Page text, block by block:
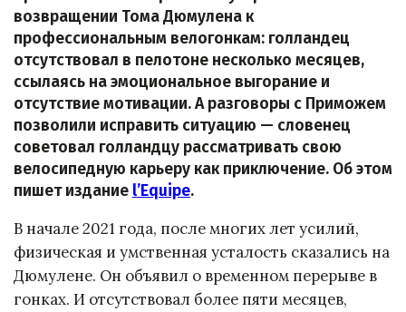
возвращении Тома Дюмулена к
профессиональным велогонкам: голландец
отсутствовал в пелотоне несколько месяцев,
ссылаясь на эмоциональное выгорание и
отсутствие мотивации. А разговоры с Приможем
позволили исправить ситуацию — словенец
советовал голландцу рассматривать свою
велосипедную карьеру как приключение. Об этом
пишет издание l’Equipe.
В начале 2021 года, после многих лет усилий,
физическая и умственная усталость сказались на
Дюмулене. Он объявил о временном перерыве в
гонках. И отсутствовал более пяти месяцев,